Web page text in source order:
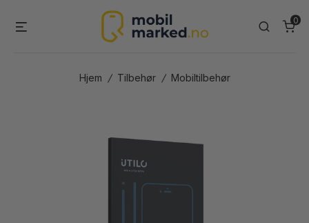
Search
0
Hjem / Tilbehør / Mobiltilbehør